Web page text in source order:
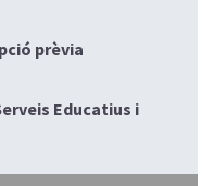
prèvia
Educatius i